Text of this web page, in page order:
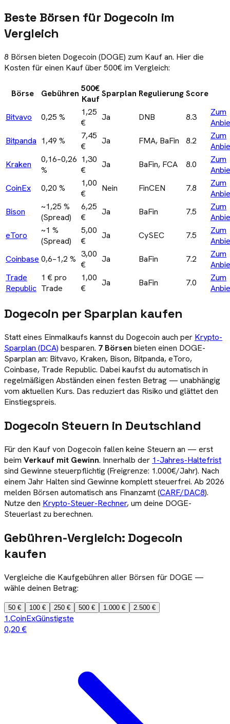
Beste Börsen für Dogecoin im
Vergleich
8 Börsen bieten Dogecoin (DOGE) zum Kauf an. Hier die
Kosten für einen Kauf über 500€ im Vergleich:
Börse Gebühren 500€
Kauf
Sparplan RegulierungScore
Bitvavo 0,25 %
1,25
€
Ja DNB 8.3
Zum
Bitpanda 1,49 %
7,45
€
Ja FMA, BaFin 8.2
Zum
Kraken
0,16–0,26
%
1,30
€
Ja BaFin, FCA 8.0
Zum
CoinEx
0,20 %
1,00
€
Nein FinCEN 7.8
Zum
Bison
~1,25 %
(Spread)
6,25
€
Ja BaFin 7.5
Zum
eToro
~1 %
(Spread)
5,00
€
Ja CySEC 7.5
Zum
Coinbase 0,6–1,2 % 3,00
€
Ja BaFin 7.2
Zum
Trade
Republic
1 € pro
Trade
1,00
€
Ja BaFin 7.0
Zum
Dogecoin per Sparplan kaufen
Statt eines Einmalkaufs kannst du Dogecoin auch per Krypto-
Sparplan (DCA) besparen. 7 Börsen bieten einen DOGE-
Sparplan an: Bitvavo, Kraken, Bison, Bitpanda, eToro,
Coinbase, Trade Republic. Dabei kaufst du automatisch in
regelmäßigen Abständen einen festen Betrag — unabhängig
vom aktuellen Kurs. Das reduziert das Risiko und glättet den
Einstiegspreis.
Dogecoin Steuern in Deutschland
Für den Kauf von Dogecoin fallen keine Steuern an — erst
beim Verkauf mit Gewinn. Innerhalb der 1-Jahres-Haltefrist
sind Gewinne steuerpflichtig (Freigrenze: 1.000€/Jahr). Nach
einem Jahr Halten sind Gewinne komplett steuerfrei. Ab 2026
melden Börsen automatisch ans Finanzamt (CARF/DAC8).
Nutze den Krypto-Steuer-Rechner, um deine DOGE-
Steuerlast zu berechnen.
Gebühren-Vergleich: Dogecoin
kaufen
Vergleiche die Kaufgebühren aller Börsen für DOGE —
wähle deinen Betrag:
50 € 100 € 250 € 500 € 1.000 € 2.500 €
1.CoinExGünstigste
0,20 €